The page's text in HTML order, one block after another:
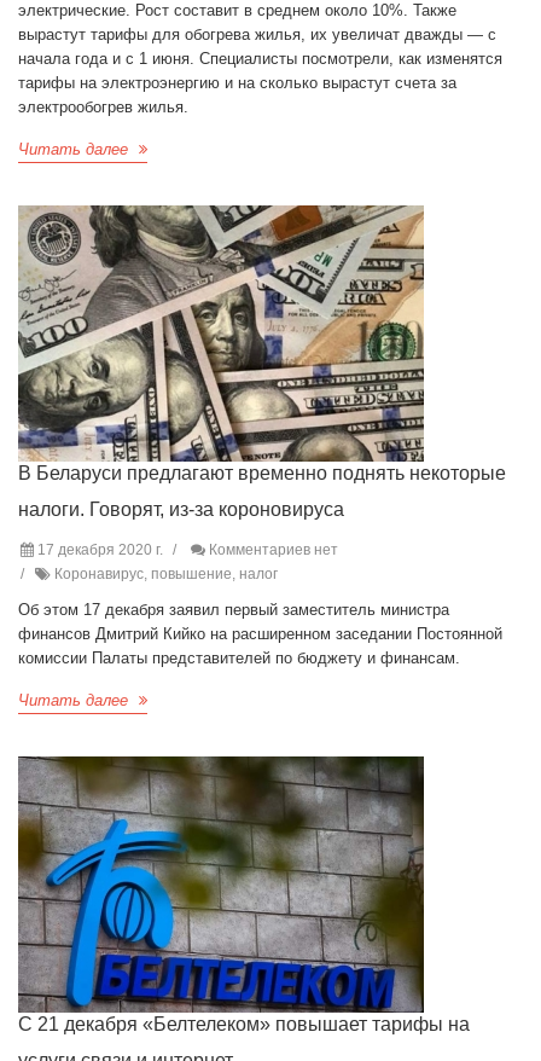
электрические. Рост составит в среднем около 10%. Также
вырастут тарифы для обогрева жилья, их увеличат дважды — с
начала года и с 1 июня. Специалисты посмотрели, как изменятся
тарифы на электроэнергию и на сколько вырастут счета за
электрообогрев жилья.
Читать далее
В Беларуси предлагают временно поднять некоторые
налоги. Говорят, из-за короновируса
17 декабря 2020 г.
Комментариев нет
Коронавирус, повышение, налог
Об этом 17 декабря заявил первый заместитель министра
финансов Дмитрий Кийко на расширенном заседании Постоянной
комиссии Палаты представителей по бюджету и финансам.
Читать далее
С 21 декабря «Белтелеком» повышает тарифы на